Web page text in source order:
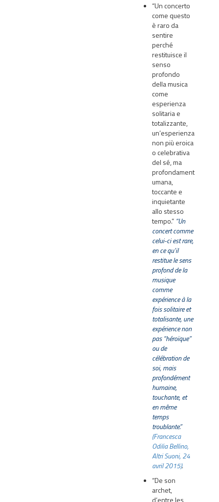
“Un concerto
come questo
è raro da
sentire
perché
restituisce il
senso
profondo
della musica
come
esperienza
solitaria e
totalizzante,
un’esperienza
non più eroica
o celebrativa
del sé, ma
profondamente
umana,
toccante e
inquietante
allo stesso
tempo.” “Un
concert comme
celui-ci est rare,
en ce qu’il
restitue le sens
profond de la
musique
comme
expérience à la
fois solitaire et
totalisante, une
expérience non
pas “héroïque”
ou de
célébration de
soi, mais
profondément
humaine,
touchante, et
en même
temps
troublante.”
(Francesca
Odilia Bellino,
Altri Suoni, 24
avril 2015).
“De son
archet,
d’entre les